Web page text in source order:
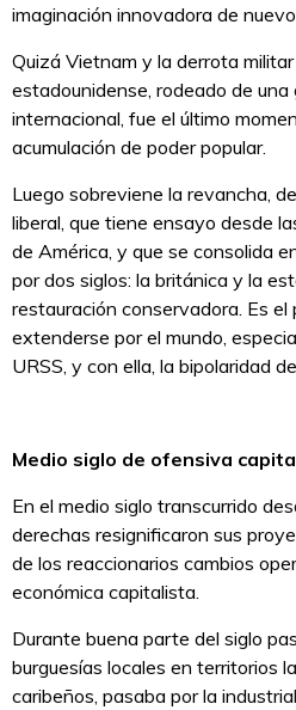
imaginación innovadora de
Quizá Vietnam y la derrota
estadounidense, rodeado de
internacional, fue el último
acumulación de poder popular.
Luego sobreviene la revancha,
liberal, que tiene ensayo desde
de América, y que se consolida
por dos siglos: la británica y la
restauración conservadora. Es el
extenderse por el mundo,
URSS, y con ella, la bipolaridad
Medio siglo de ofensiva
En el medio siglo transcurrido
derechas resignificaron sus
de los reaccionarios cambios
económica capitalista.
Durante buena parte del siglo
burguesías locales en territorios
caribeños, pasaba por la